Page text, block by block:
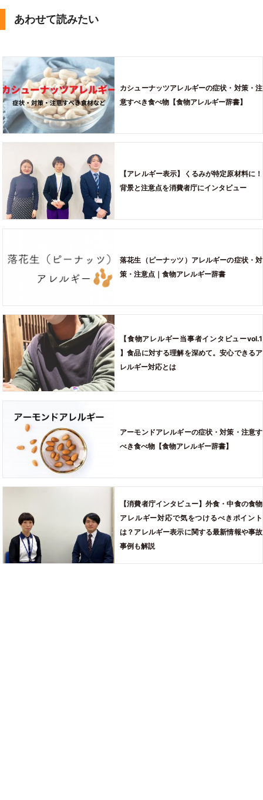
あわせて読みたい
カシューナッツアレルギーの症状・対策・注
意すべき食べ物【食物アレルギー辞書】
【アレルギー表示】くるみが特定原材料に！
背景と注意点を消費者庁にインタビュー
落花生（ピーナッツ）アレルギーの症状・対
策・注意点｜食物アレルギー辞書
【食物アレルギー当事者インタビューvol.1
】食品に対する理解を深めて。安心できるア
レルギー対応とは
アーモンドアレルギーの症状・対策・注意す
べき食べ物【食物アレルギー辞書】
【消費者庁インタビュー】外食・中食の食物
アレルギー対応で気をつけるべきポイント
は？アレルギー表示に関する最新情報や事故
事例も解説